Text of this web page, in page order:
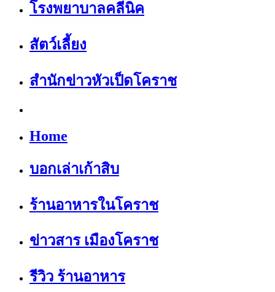
โรงพยาบาลคลีนิค
สัตว์เลี้ยง
สำนักข่าวหัวเป็ดโคราช
Home
บอกเล่าเก้าสิบ
ร้านอาหารในโคราช
ข่าวสาร เมืองโคราช
รีวิว ร้านอาหาร